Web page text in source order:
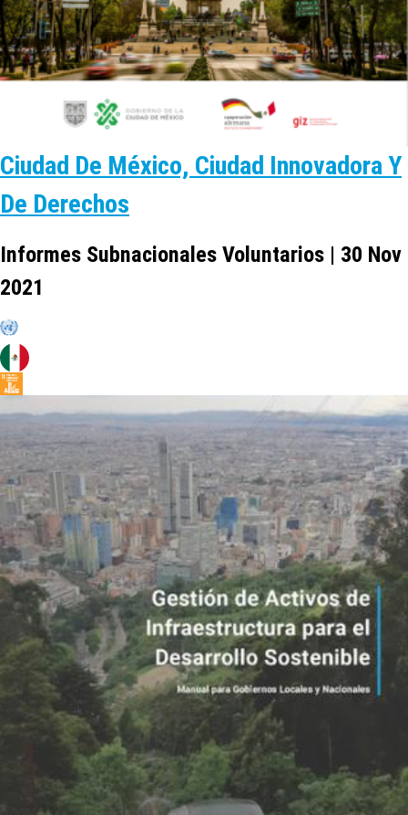
Ciudad De México, Ciudad Innovadora Y
De Derechos
Informes Subnacionales Voluntarios | 30 Nov
2021